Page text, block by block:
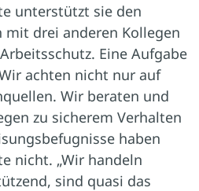
unterstützt sie den
mit drei anderen Kollegen
Eine Aufgabe
achten nicht nur auf
Wir beraten und
zu sicherem Verhalten
haben
nicht. „Wir handeln
sind quasi das